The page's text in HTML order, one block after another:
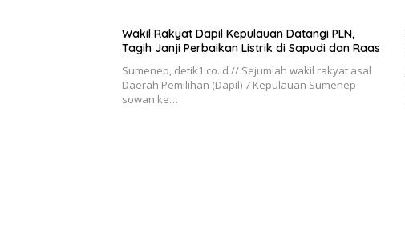
Wakil Rakyat Dapil Kepulauan Datangi PLN,
Tagih Janji Perbaikan Listrik di Sapudi dan Raas
Sumenep, detik1.co.id // Sejumlah wakil rakyat asal
Daerah Pemilihan (Dapil) 7 Kepulauan Sumenep
sowan ke…